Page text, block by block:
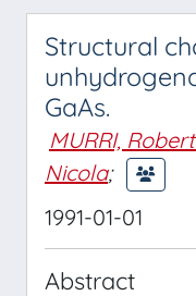
Structural
GaAs.
MURRI,
Nicola;
1991-01-01
Abstract